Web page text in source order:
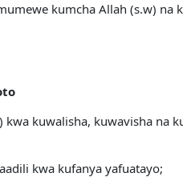
kumcha Allah (s.w) na
kuwalisha, kuwavisha na
kwa kufanya yafuatayo;